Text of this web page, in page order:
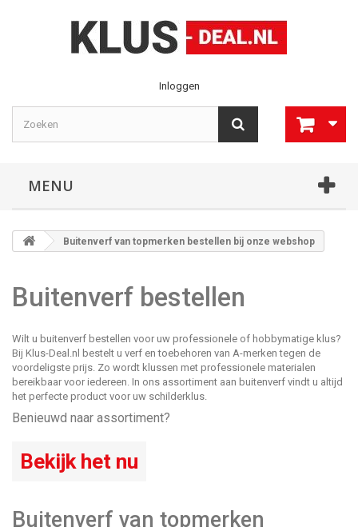
Inloggen
MENU
Buitenverf van topmerken bestellen bij onze webshop
Buitenverf bestellen
Wilt u buitenverf bestellen voor uw professionele of hobbymatige klus?
Bij Klus-Deal.nl bestelt u verf en toebehoren van A-merken tegen de
voordeligste prijs. Zo wordt klussen met professionele materialen
bereikbaar voor iedereen. In ons assortiment aan buitenverf vindt u altijd
het perfecte product voor uw schilderklus.
Benieuwd naar assortiment?
Bekijk het nu
Buitenverf van topmerken